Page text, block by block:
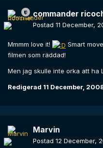
commander
Postad 11 December,
Mmmm love it!
Smart
filmen som räddad!
Men jag skulle inte orka att ha
Redigerad 11 December,
Marvin
Postad 12 December,